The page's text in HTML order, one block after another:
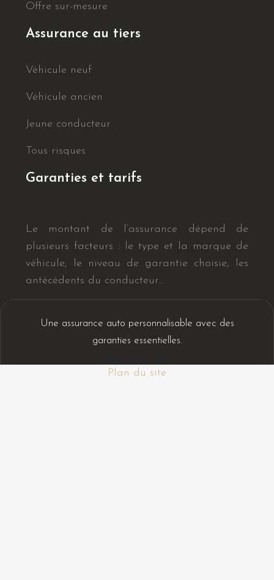
Offre sur-mesure
Assurance au tiers
Véhicule neuf
Véhicule ancien
Jeune conducteur
Tous risques
Garanties et tarifs
Le montant de l’assurance dépend de
plusieurs facteurs : le type et la marque de
véhicule, le niveau de garantie choisie, les
antécédents du conducteur…
Une assurance auto personnalisable avec des
garanties essentielles.
Plan du site